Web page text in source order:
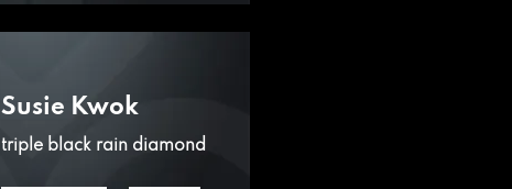
Susie Kwok
triple black rain diamond